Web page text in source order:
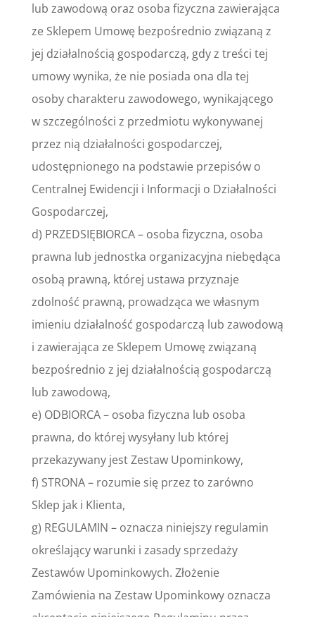
lub zawodową oraz osoba fizyczna zawierająca
ze Sklepem Umowę bezpośrednio związaną z
jej działalnością gospodarczą, gdy z treści tej
umowy wynika, że nie posiada ona dla tej
osoby charakteru zawodowego, wynikającego
w szczególności z przedmiotu wykonywanej
przez nią działalności gospodarczej,
udostępnionego na podstawie przepisów o
Centralnej Ewidencji i Informacji o Działalności
Gospodarczej,
d) PRZEDSIĘBIORCA – osoba fizyczna, osoba
prawna lub jednostka organizacyjna niebędąca
osobą prawną, której ustawa przyznaje
zdolność prawną, prowadząca we własnym
imieniu działalność gospodarczą lub zawodową
i zawierająca ze Sklepem Umowę związaną
bezpośrednio z jej działalnością gospodarczą
lub zawodową,
e) ODBIORCA – osoba fizyczna lub osoba
prawna, do której wysyłany lub której
przekazywany jest Zestaw Upominkowy,
f) STRONA – rozumie się przez to zarówno
Sklep jak i Klienta,
g) REGULAMIN – oznacza niniejszy regulamin
określający warunki i zasady sprzedaży
Zestawów Upominkowych. Złożenie
Zamówienia na Zestaw Upominkowy oznacza